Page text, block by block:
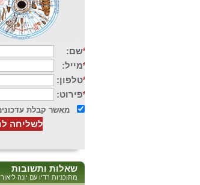
שאלות ותשובות
מתוכניות רדיו עם יונה ליאור Ph.D